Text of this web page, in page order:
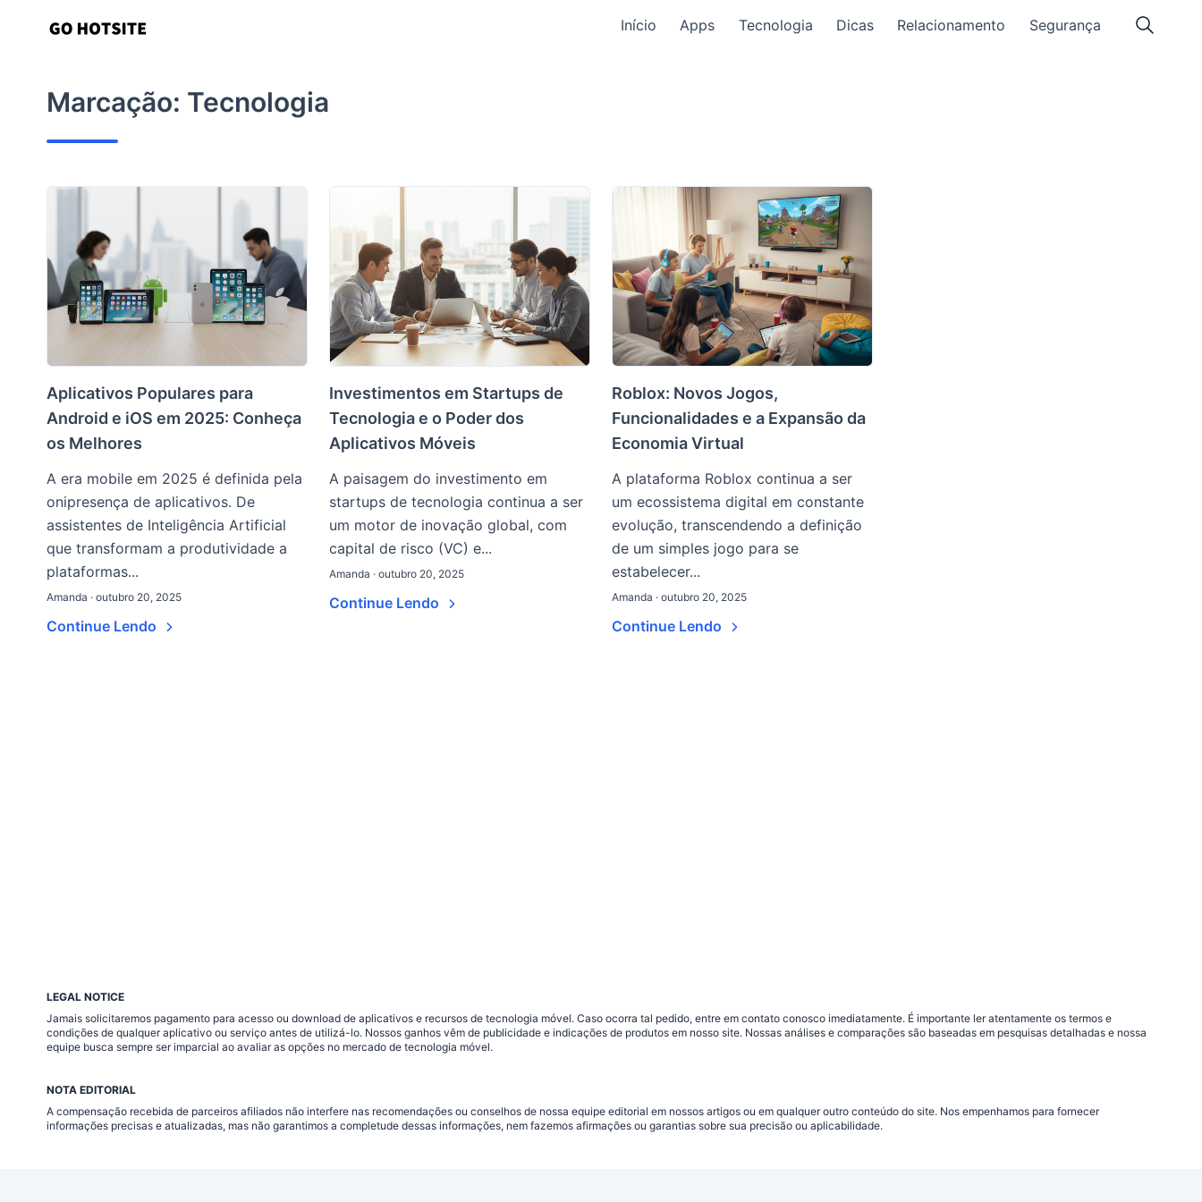
conteúdo
Início Apps Tecnologia Dicas Relacionamento Segurança
Marcação: Tecnologia
Aplicativos Populares para
Android e iOS em 2025: Conheça
os Melhores
A era mobile em 2025 é definida pela
onipresença de aplicativos. De
assistentes de Inteligência Artificial
que transformam a produtividade a
plataformas...
Amanda · outubro 20, 2025
Continue Lendo
Investimentos em Startups de
Tecnologia e o Poder dos
Aplicativos Móveis
A paisagem do investimento em
startups de tecnologia continua a ser
um motor de inovação global, com
capital de risco (VC) e...
Amanda · outubro 20, 2025
Continue Lendo
Roblox: Novos Jogos,
Funcionalidades e a Expansão da
Economia Virtual
A plataforma Roblox continua a ser
um ecossistema digital em constante
evolução, transcendendo a definição
de um simples jogo para se
estabelecer...
Amanda · outubro 20, 2025
Continue Lendo
LEGAL NOTICE
Jamais solicitaremos pagamento para acesso ou download de aplicativos e recursos de tecnologia móvel. Caso ocorra tal pedido, entre em contato conosco imediatamente. É importante ler atentamente os termos e
condições de qualquer aplicativo ou serviço antes de utilizá-lo. Nossos ganhos vêm de publicidade e indicações de produtos em nosso site. Nossas análises e comparações são baseadas em pesquisas detalhadas e nossa
equipe busca sempre ser imparcial ao avaliar as opções no mercado de tecnologia móvel.
NOTA EDITORIAL
A compensação recebida de parceiros afiliados não interfere nas recomendações ou conselhos de nossa equipe editorial em nossos artigos ou em qualquer outro conteúdo do site. Nos empenhamos para fornecer
informações precisas e atualizadas, mas não garantimos a completude dessas informações, nem fazemos afirmações ou garantias sobre sua precisão ou aplicabilidade.